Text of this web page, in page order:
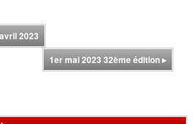
2023
1er mai 2023 32ème édition▸